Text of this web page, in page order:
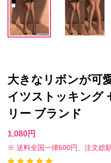
大きなリボンが可
イツストッキング
リー ブランド
1,080円
※ 送料全国一律600円、注文総